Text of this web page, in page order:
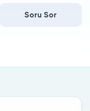
Soru Sor